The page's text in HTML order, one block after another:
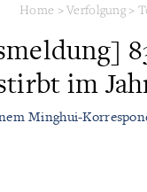
Home >Verfolgung >
im
Minghui-